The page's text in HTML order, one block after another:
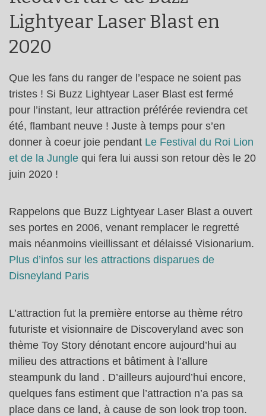
Lightyear Laser Blast en
2020
Que les fans du ranger de l’espace ne soient pas
tristes ! Si Buzz Lightyear Laser Blast est fermé
pour l’instant, leur attraction préférée reviendra cet
été, flambant neuve ! Juste à temps pour s’en
donner à coeur joie pendant Le Festival du Roi Lion
et de la Jungle qui fera lui aussi son retour dès le 20
juin 2020 !
Rappelons que Buzz Lightyear Laser Blast a ouvert
ses portes en 2006, venant remplacer le regretté
mais néanmoins vieillissant et délaissé Visionarium.
Plus d’infos sur les attractions disparues de
Disneyland Paris
L’attraction fut la première entorse au thème rétro
futuriste et visionnaire de Discoveryland avec son
thème Toy Story dénotant encore aujourd’hui au
milieu des attractions et bâtiment à l’allure
steampunk du land . D’ailleurs aujourd’hui encore,
quelques fans estiment que l’attraction n’a pas sa
place dans ce land, à cause de son look trop toon.